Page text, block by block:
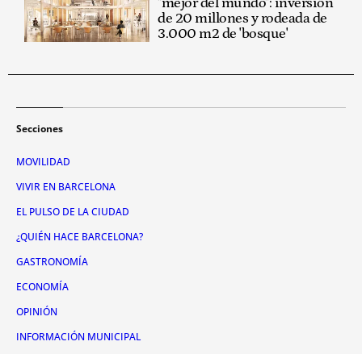
"mejor del mundo": inversión
de 20 millones y rodeada de
3.000 m2 de 'bosque'
Secciones
MOVILIDAD
VIVIR EN BARCELONA
EL PULSO DE LA CIUDAD
¿QUIÉN HACE BARCELONA?
GASTRONOMÍA
ECONOMÍA
OPINIÓN
INFORMACIÓN MUNICIPAL